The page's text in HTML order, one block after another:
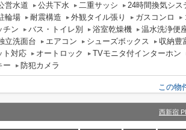
営水道 公共下水 二重サッシ 24時間換気シス
輪場 耐震構造 外観タイル張り ガスコンロ
チン
バス・トイレ別 浴室乾燥機 温水洗浄便
立洗面台 エアコン シューズボックス 収納豊
ト対応
オートロック TVモニタ付インターホン
ー
防犯カメラ
この物
西新宿